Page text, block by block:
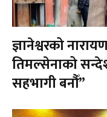
ज्ञानेश्वरको
तिमल्सेनाको
सहभागी बनौँ”